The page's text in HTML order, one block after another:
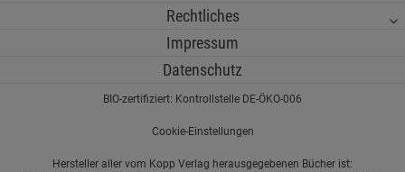
Rechtliches
Impressum
Datenschutz
BIO-zertifiziert: Kontrollstelle DE-ÖKO-006
Cookie-Einstellungen
Hersteller aller vom Kopp Verlag herausgegebenen Bücher ist: